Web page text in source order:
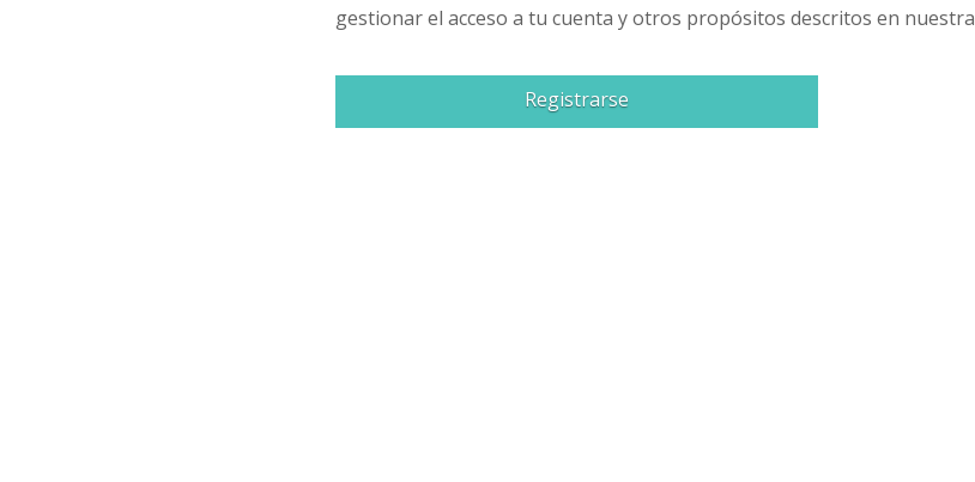
gestionar el acceso a tu cuenta y otros propósitos descritos en nuestra
Registrarse